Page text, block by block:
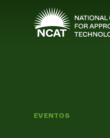
Ir al contenido principal
EVENTOS